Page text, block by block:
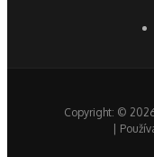
Copyright: ©
|